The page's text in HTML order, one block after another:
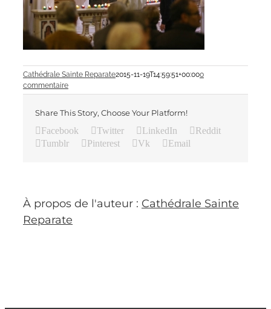
Cathédrale Sainte Reparate2015-11-19T14:59:51+00:000
commentaire
Share This Story, Choose Your Platform!
Facebook Twitter LinkedIn
Reddit
Tumblr
Pinterest Vk Email
À propos de l'auteur : Cathédrale Sainte
Reparate